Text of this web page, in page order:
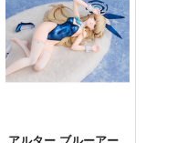
1,100円（税込）
ヘタリア
ルートヴィッヒ×フェリシアーノ
サンプル